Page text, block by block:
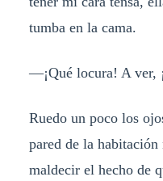
tumba en la cama.
—¡Qué locura! A ver,
Ruedo un poco los
pared de la habitación
maldecir el hecho de